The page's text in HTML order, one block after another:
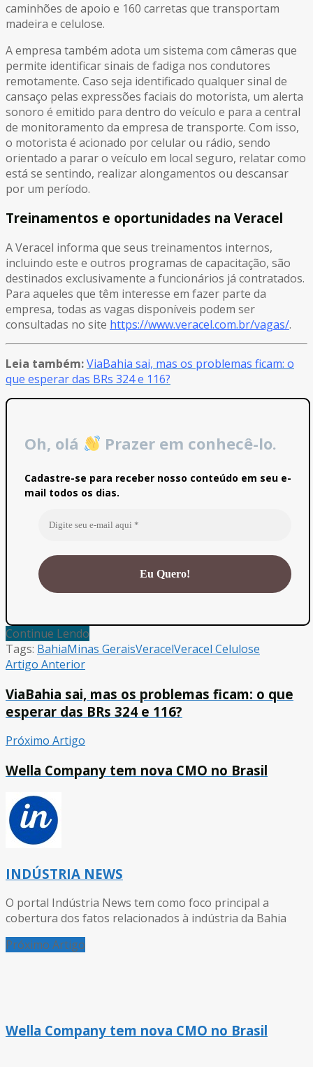
caminhões de apoio e 160 carretas que transportam
madeira e celulose.
A empresa também adota um sistema com câmeras que
permite identificar sinais de fadiga nos condutores
remotamente. Caso seja identificado qualquer sinal de
cansaço pelas expressões faciais do motorista, um alerta
sonoro é emitido para dentro do veículo e para a central
de monitoramento da empresa de transporte. Com isso,
o motorista é acionado por celular ou rádio, sendo
orientado a parar o veículo em local seguro, relatar como
está se sentindo, realizar alongamentos ou descansar
por um período.
Treinamentos e oportunidades na Veracel
A Veracel informa que seus treinamentos internos,
incluindo este e outros programas de capacitação, são
destinados exclusivamente a funcionários já contratados.
Para aqueles que têm interesse em fazer parte da
empresa, todas as vagas disponíveis podem ser
consultadas no site https://www.veracel.com.br/vagas/.
Leia também:ViaBahia sai, mas os problemas ficam: o
que esperar das BRs 324 e 116?
Oh, olá Prazer em conhecê-lo.
Cadastre-se para receber nosso conteúdo em seu e-
mail todos os dias.
Continue Lendo
Tags: BahiaMinas GeraisVeracelVeracel Celulose
Artigo Anterior
ViaBahia sai, mas os problemas ficam: o que
esperar das BRs 324 e 116?
Próximo Artigo
Wella Company tem nova CMO no Brasil
INDÚSTRIA NEWS
O portal Indústria News tem como foco principal a
cobertura dos fatos relacionados à indústria da Bahia
Próximo Artigo
Wella Company tem nova CMO no Brasil